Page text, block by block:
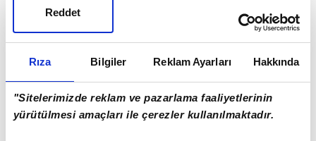
Rıza Bilgiler Reklam Ayarları Hakkında
"Sitelerimizde reklam ve pazarlama faaliyetlerinin
yürütülmesi amaçları ile çerezler kullanılmaktadır.
Reddet
öne sürüldü.